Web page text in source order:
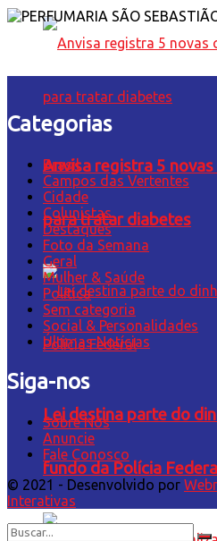
Anvisa registra 5
para tratar diabetes
Lei destina parte do
fundo da Polícia
Categorias
Brasil
Campos das Vertentes
Cidade
Colunistas
Destaques
Foto da Semana
Geral
Mulher & Saúde
Política
Sem categoria
Social & Personalidades
Últimas Notícias
Siga-nos
Sobre Nós
Anuncie
Fale Conosco
© 2021 - Desenvolvido por
Interativas